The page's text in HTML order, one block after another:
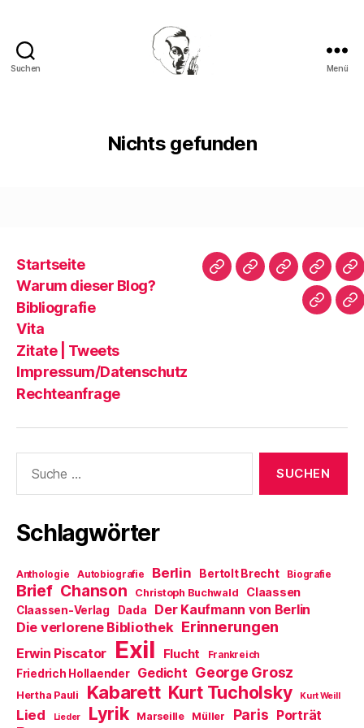
Suchen Menü
Nichts gefunden
Startseite
Warum dieser Blog?
Bibliografie
Vita
Zitate | Tweets
Impressum/Datenschutz
Rechteanfrage
Startseite
WarumBibliografie
Vita
|
nach:
Schlagwörter
Anthologie Autobiografie Berlin Bertolt Brecht Biografie
Brief Chanson Christoph Buchwald Claassen
Claassen-Verlag Dada Der Kaufmann von Berlin
Die verlorene Bibliothek Erinnerungen
Erwin Piscator Exil Flucht Frankreich
Friedrich Hollaender Gedicht George Grosz
Hertha Pauli Kabarett Kurt Tucholsky Kurt Weill
Lied Lieder Lyrik Marseille Müller Paris Porträt